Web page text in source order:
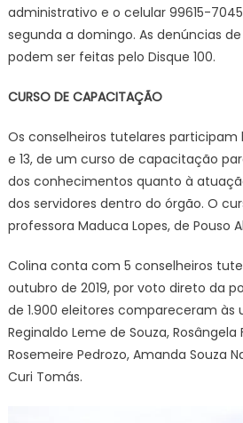
administrativo e o celular 99615-
segunda a domingo. As denúncias
podem ser feitas pelo Disque 100.
CURSO DE CAPACITAÇÃO
Os conselheiros tutelares participam
e 13, de um curso de capacitação
dos conhecimentos quanto à
dos servidores dentro do órgão. O
professora Maduca Lopes, de Pouso
Colina conta com 5 conselheiros
outubro de 2019, por voto direto da
de 1.900 eleitores compareceram às
Reginaldo Leme de Souza, Rosângela
Rosemeire Pedrozo, Amanda Souza
Curi Tomás.